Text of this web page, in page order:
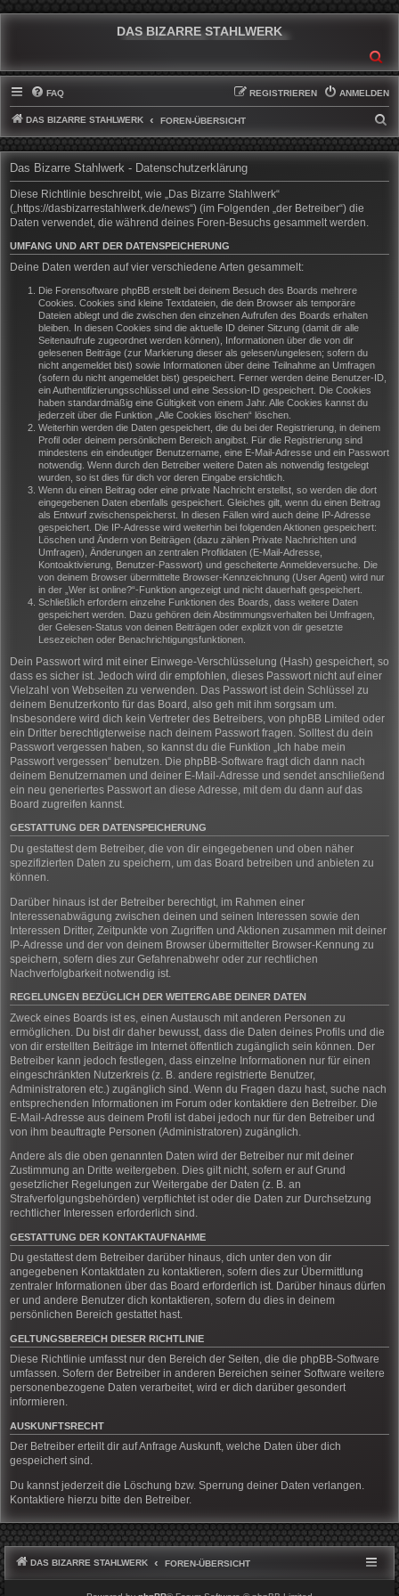
DAS BIZARRE STAHLWERK
FAQ ANMELDEN
REGISTRIEREN
DAS BIZARRE STAHLWERK FOREN-ÜBERSICHT
U
H
Das Bizarre Stahlwerk - Datenschutzerklärung
Diese Richtlinie beschreibt, wie „Das Bizarre Stahlwerk“
(„https://dasbizarrestahlwerk.de/news“) (im Folgenden „der Betreiber“) die
Daten verwendet, die während deines Foren-Besuchs gesammelt werden.
UMFANG UND ART DER DATENSPEICHERUNG
Deine Daten werden auf vier verschiedene Arten gesammelt:
Die Forensoftware phpBB erstellt bei deinem Besuch des Boards mehrere
Cookies. Cookies sind kleine Textdateien, die dein Browser als temporäre
Dateien ablegt und die zwischen den einzelnen Aufrufen des Boards erhalten
bleiben. In diesen Cookies sind die aktuelle ID deiner Sitzung (damit dir alle
Seitenaufrufe zugeordnet werden können), Informationen über die von dir
gelesenen Beiträge (zur Markierung dieser als gelesen/ungelesen; sofern du
nicht angemeldet bist) sowie Informationen über deine Teilnahme an Umfragen
(sofern du nicht angemeldet bist) gespeichert. Ferner werden deine Benutzer-ID,
ein Authentifizierungsschlüssel und eine Session-ID gespeichert. Die Cookies
haben standardmäßig eine Gültigkeit von einem Jahr. Alle Cookies kannst du
jederzeit über die Funktion „Alle Cookies löschen“ löschen.
Weiterhin werden die Daten gespeichert, die du bei der Registrierung, in deinem
Profil oder deinem persönlichem Bereich angibst. Für die Registrierung sind
mindestens ein eindeutiger Benutzername, eine E-Mail-Adresse und ein Passwort
notwendig. Wenn durch den Betreiber weitere Daten als notwendig festgelegt
wurden, so ist dies für dich vor deren Eingabe ersichtlich.
Wenn du einen Beitrag oder eine private Nachricht erstellst, so werden die dort
eingegebenen Daten ebenfalls gespeichert. Gleiches gilt, wenn du einen Beitrag
als Entwurf zwischenspeicherst. In diesen Fällen wird auch deine IP-Adresse
gespeichert. Die IP-Adresse wird weiterhin bei folgenden Aktionen gespeichert:
Löschen und Ändern von Beiträgen (dazu zählen Private Nachrichten und
Umfragen), Änderungen an zentralen Profildaten (E-Mail-Adresse,
Kontoaktivierung, Benutzer-Passwort) und gescheiterte Anmeldeversuche. Die
von deinem Browser übermittelte Browser-Kennzeichnung (User Agent) wird nur
in der „Wer ist online?“-Funktion angezeigt und nicht dauerhaft gespeichert.
Schließlich erfordern einzelne Funktionen des Boards, dass weitere Daten
gespeichert werden. Dazu gehören dein Abstimmungsverhalten bei Umfragen,
der Gelesen-Status von deinen Beiträgen oder explizit von dir gesetzte
Lesezeichen oder Benachrichtigungsfunktionen.
Dein Passwort wird mit einer Einwege-Verschlüsselung (Hash) gespeichert, so
dass es sicher ist. Jedoch wird dir empfohlen, dieses Passwort nicht auf einer
Vielzahl von Webseiten zu verwenden. Das Passwort ist dein Schlüssel zu
deinem Benutzerkonto für das Board, also geh mit ihm sorgsam um.
Insbesondere wird dich kein Vertreter des Betreibers, von phpBB Limited oder
ein Dritter berechtigterweise nach deinem Passwort fragen. Solltest du dein
Passwort vergessen haben, so kannst du die Funktion „Ich habe mein
Passwort vergessen“ benutzen. Die phpBB-Software fragt dich dann nach
deinem Benutzernamen und deiner E-Mail-Adresse und sendet anschließend
ein neu generiertes Passwort an diese Adresse, mit dem du dann auf das
Board zugreifen kannst.
GESTATTUNG DER DATENSPEICHERUNG
Du gestattest dem Betreiber, die von dir eingegebenen und oben näher
spezifizierten Daten zu speichern, um das Board betreiben und anbieten zu
können.
Darüber hinaus ist der Betreiber berechtigt, im Rahmen einer
Interessenabwägung zwischen deinen und seinen Interessen sowie den
Interessen Dritter, Zeitpunkte von Zugriffen und Aktionen zusammen mit deiner
IP-Adresse und der von deinem Browser übermittelter Browser-Kennung zu
speichern, sofern dies zur Gefahrenabwehr oder zur rechtlichen
Nachverfolgbarkeit notwendig ist.
REGELUNGEN BEZÜGLICH DER WEITERGABE DEINER DATEN
Zweck eines Boards ist es, einen Austausch mit anderen Personen zu
ermöglichen. Du bist dir daher bewusst, dass die Daten deines Profils und die
von dir erstellten Beiträge im Internet öffentlich zugänglich sein können. Der
Betreiber kann jedoch festlegen, dass einzelne Informationen nur für einen
eingeschränkten Nutzerkreis (z. B. andere registrierte Benutzer,
Administratoren etc.) zugänglich sind. Wenn du Fragen dazu hast, suche nach
entsprechenden Informationen im Forum oder kontaktiere den Betreiber. Die
E-Mail-Adresse aus deinem Profil ist dabei jedoch nur für den Betreiber und
von ihm beauftragte Personen (Administratoren) zugänglich.
Andere als die oben genannten Daten wird der Betreiber nur mit deiner
Zustimmung an Dritte weitergeben. Dies gilt nicht, sofern er auf Grund
gesetzlicher Regelungen zur Weitergabe der Daten (z. B. an
Strafverfolgungsbehörden) verpflichtet ist oder die Daten zur Durchsetzung
rechtlicher Interessen erforderlich sind.
GESTATTUNG DER KONTAKTAUFNAHME
Du gestattest dem Betreiber darüber hinaus, dich unter den von dir
angegebenen Kontaktdaten zu kontaktieren, sofern dies zur Übermittlung
zentraler Informationen über das Board erforderlich ist. Darüber hinaus dürfen
er und andere Benutzer dich kontaktieren, sofern du dies in deinem
persönlichen Bereich gestattet hast.
GELTUNGSBEREICH DIESER RICHTLINIE
Diese Richtlinie umfasst nur den Bereich der Seiten, die die phpBB-Software
umfassen. Sofern der Betreiber in anderen Bereichen seiner Software weitere
personenbezogene Daten verarbeitet, wird er dich darüber gesondert
informieren.
AUSKUNFTSRECHT
Der Betreiber erteilt dir auf Anfrage Auskunft, welche Daten über dich
gespeichert sind.
Du kannst jederzeit die Löschung bzw. Sperrung deiner Daten verlangen.
Kontaktiere hierzu bitte den Betreiber.
DAS BIZARRE STAHLWERK FOREN-ÜBERSICHT